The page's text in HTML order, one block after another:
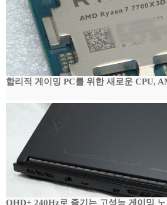
합리적 게이밍 PC를 위한 새로운 CPU,
QHD+ 240Hz로 즐기는 고성능 게이밍